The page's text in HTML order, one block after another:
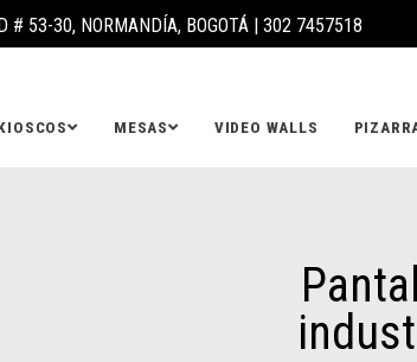
# 53-30, NORMANDÍA, BOGOTÁ | 302 7457518
MESAS VIDEO WALLS